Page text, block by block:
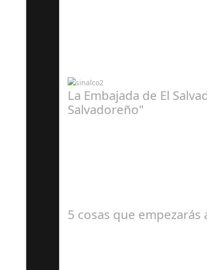
La Embajada de El
Salvadoreño"
5 cosas que